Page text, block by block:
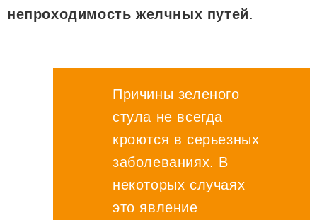
непроходимость желчных путей.
Причины зеленого
стула не всегда
кроются в серьезных
заболеваниях. В
некоторых случаях
это явление